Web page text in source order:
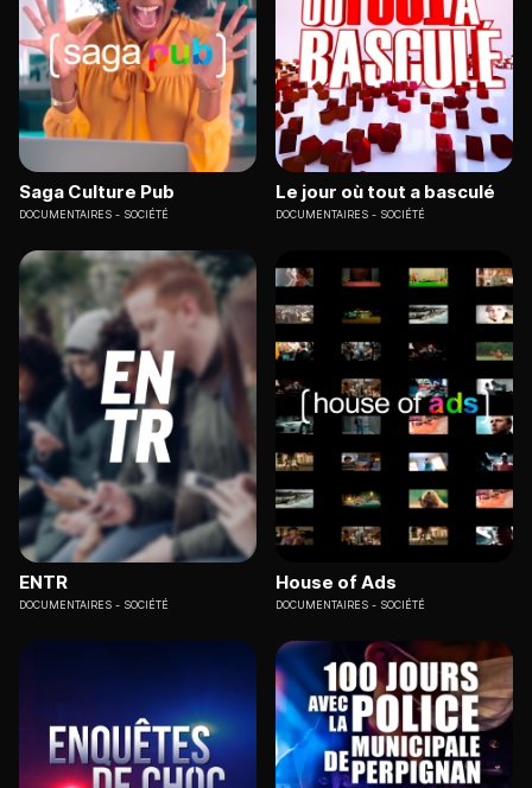
Saga Culture Pub
DOCUMENTAIRES SOCIÉTÉ
Le jour où tout a basculé
DOCUMENTAIRES SOCIÉTÉ
ENTR
DOCUMENTAIRES SOCIÉTÉ
House of Ads
DOCUMENTAIRES SOCIÉTÉ